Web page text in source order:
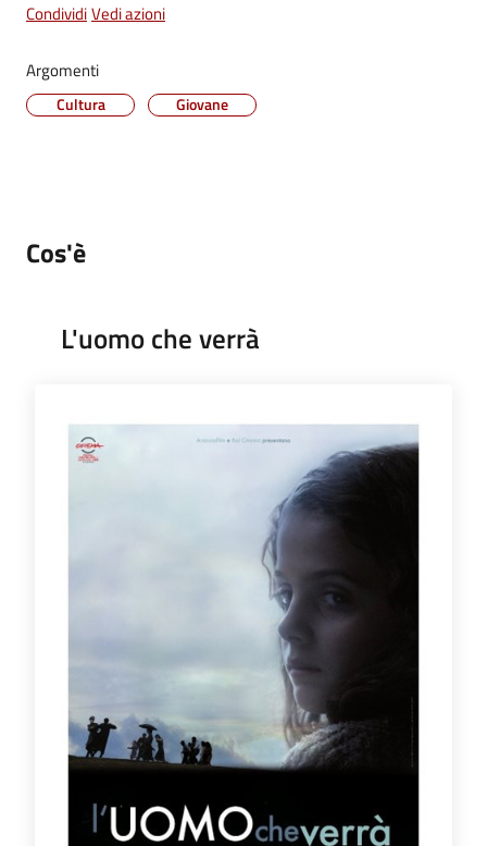
Amministrazione
Trasparente
Tutti
CondividiVedi azioni
Argomenti
Cultura Giovane
Cos'è
L'uomo che verrà